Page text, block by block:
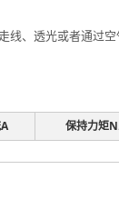
线、透光或者通过
保持力矩